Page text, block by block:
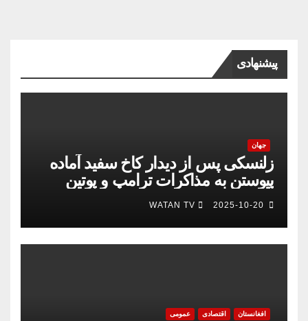
پیشنهادی
جهان
زلنسکی پس از دیدار کاخ سفید آماده
پیوستن به مذاکرات ترامپ و پوتین
است
2025-10-20
WATAN TV
افغانستان اقتصادی عمومی